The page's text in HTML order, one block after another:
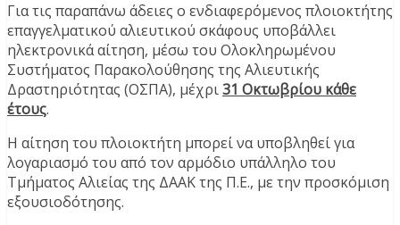
Για τις παραπάνω άδειες ο ενδιαφερόμενος πλοιοκτήτης
επαγγελματικού αλιευτικού σκάφους υποβάλλει
ηλεκτρονικά αίτηση, μέσω του Ολοκληρωμένου
Συστήματος Παρακολούθησης της Αλιευτικής
Δραστηριότητας (ΟΣΠΑ), μέχρι31 Οκτωβρίου κάθε
έτους.
Η αίτηση του πλοιοκτήτη μπορεί να υποβληθεί για
λογαριασμό του από τον αρμόδιο υπάλληλο του
Τμήματος Αλιείας της ΔΑΑΚ της Π.Ε., με την προσκόμιση
εξουσιοδότησης.